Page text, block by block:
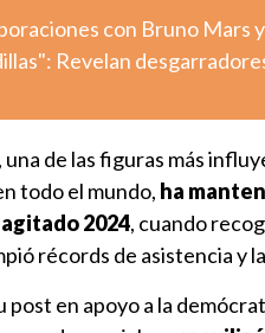
con Bruno Mars
Revelan
, una de las figuras más
todo el mundo, ha
2024, cuando
récords de asistencia y
post en apoyo a la